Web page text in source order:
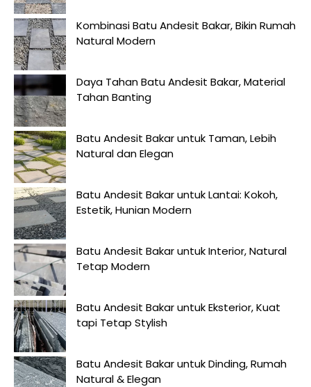
Kombinasi Batu Andesit Bakar, Bikin Rumah
Natural Modern
Daya Tahan Batu Andesit Bakar, Material
Tahan Banting
Batu Andesit Bakar untuk Taman, Lebih
Natural dan Elegan
Batu Andesit Bakar untuk Lantai: Kokoh,
Estetik, Hunian Modern
Batu Andesit Bakar untuk Interior, Natural
Tetap Modern
Batu Andesit Bakar untuk Eksterior, Kuat
tapi Tetap Stylish
Batu Andesit Bakar untuk Dinding, Rumah
Natural & Elegan